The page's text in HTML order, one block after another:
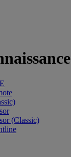
(Classic)